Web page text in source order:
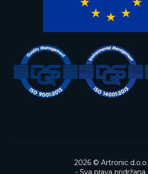
2026 © Artronic d.o.o.